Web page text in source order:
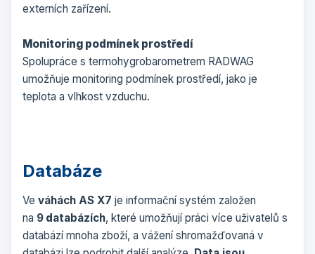
externích zařízení.
Monitoring podmínek prostředí
Spolupráce s termohygrobarometrem RADWAG
umožňuje monitoring podmínek prostředí, jako je
teplota a vlhkost vzduchu.
Databáze
Ve váhách AS X7 je informační systém založen
na 9 databázích, které umožňují práci více uživatelů s
databází mnoha zboží, a vážení shromažďovaná v